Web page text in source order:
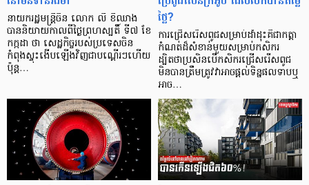
នាយករដ្ឋមន្ត្រីចិន លោក លី ខឺឈាង
បាននិយាយកាលពីថ្ងៃព្រហស្បតិ៍ ទី៧ ខែ
កក្កដា ថា សេដ្ឋកិច្ចរបស់ប្រទេសចិន
កំពុងស្ទុះងើបឡើងវិញជាបណ្ដើរៗហើយ
ប៉ុន្ត…
ថ្លៃ?
ការជ្រើសរើសពូជសម្រាប់ដាំដុះគឺជាកត្តា
កំណត់ដ៏សំខាន់មួយសម្រាប់កសិករ
ដ្បិតថាប្រសិនបើកសិករជ្រើសរើសពូជ
មិនបានត្រឹមត្រូវវាអាចផ្តល់ទិន្នផលទាបឬ
អាច…